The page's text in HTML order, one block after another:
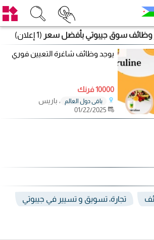
وظائف سوق جيبوتي بأفضل سعر (1 إعلان)
يوجد وظائف شاغرة التعيين فوري
10000 فرنك
باقي دول العالم
، باريس
تجارة، تسويق و تسيير في جيبوتي